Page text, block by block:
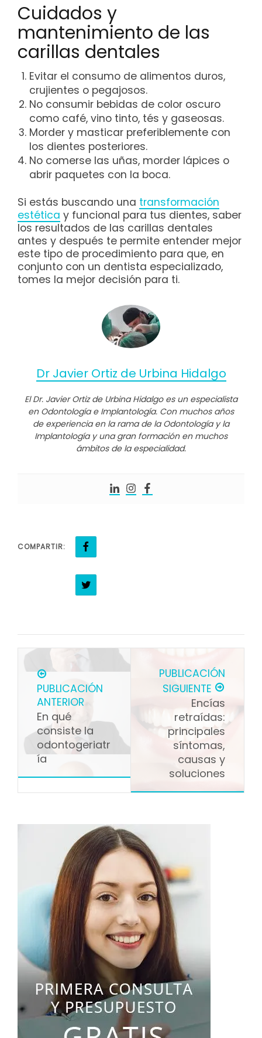
Cuidados y
mantenimiento de las
carillas dentales
Evitar el consumo de alimentos duros,
crujientes o pegajosos.
No consumir bebidas de color oscuro
como café, vino tinto, tés y gaseosas.
Morder y masticar preferiblemente con
los dientes posteriores.
No comerse las uñas, morder lápices o
abrir paquetes con la boca.
Si estás buscando una transformación
estética y funcional para tus dientes, saber
los resultados de las carillas dentales
antes y después te permite entender mejor
este tipo de procedimiento para que, en
conjunto con un dentista especializado,
tomes la mejor decisión para ti.
Dr Javier Ortiz de Urbina Hidalgo
El Dr. Javier Ortiz de Urbina Hidalgo es un especialista
en Odontología e Implantología. Con muchos años
de experiencia en la rama de la Odontología y la
Implantología y una gran formación en muchos
ámbitos de la especialidad.
COMPARTIR:
PUBLICACIÓN
ANTERIOR
En qué
consiste la
odontogeriatr
ía
PUBLICACIÓN
SIGUIENTE
Encías
retraídas:
principales
síntomas,
causas y
soluciones